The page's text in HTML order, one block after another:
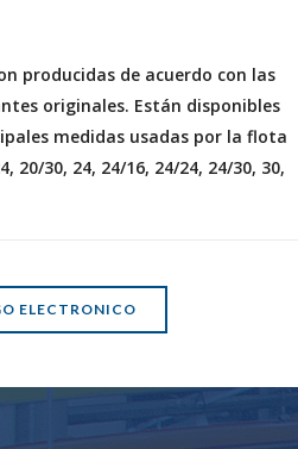
producidas de acuerdo con las
originales. Están disponibles
medidas usadas por la flota
20/30, 24, 24/16, 24/24, 24/30, 30,
ELECTRONICO